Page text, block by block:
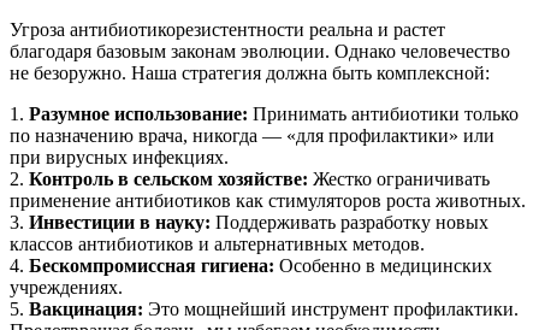
Угроза антибиотикорезистентности реальна и растет
благодаря базовым законам эволюции. Однако человечество
не безоружно. Наша стратегия должна быть комплексной:
1. Разумное использование: Принимать антибиотики только
по назначению врача, никогда — «для профилактики» или
при вирусных инфекциях.
2. Контроль в сельском хозяйстве: Жестко ограничивать
применение антибиотиков как стимуляторов роста животных.
3. Инвестиции в науку: Поддерживать разработку новых
классов антибиотиков и альтернативных методов.
4. Бескомпромиссная гигиена: Особенно в медицинских
учреждениях.
5. Вакцинация: Это мощнейший инструмент профилактики.